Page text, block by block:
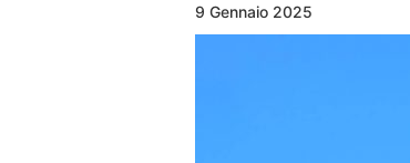
9 Gennaio 2025